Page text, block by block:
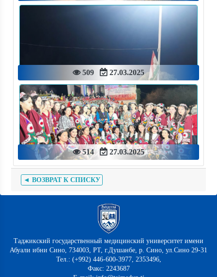
509 27.03.2025
514 27.03.2025
◄ ВОЗВРАТ К СПИСКУ
Таджикский государственный медицинский университет имени
Абуали ибни Сино, 734003, РТ, г.Душанбе, р. Сино, ул.Сино 29-31
Тел.: (+992) 446-600-3977, 2353496,
Факс: 2243687